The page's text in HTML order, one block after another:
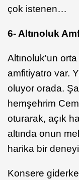
çok istenen…
6- Altınoluk
Altınoluk'un
amfitiyatro var.
oluyor orada.
hemşehrim
oturarak, açık
altında onun
harika bir
Konsere